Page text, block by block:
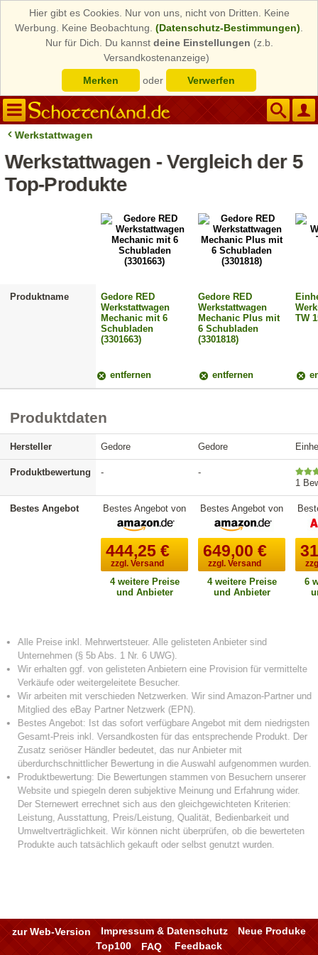
Hier gibt es Cookies. Nur von uns, nicht von Dritten. Keine
Werbung. Keine Beobachtung. (Datenschutz-Bestimmungen)
Nur für Dich. Du kannst deine Einstellungen (z.b.
Versandkostenanzeige)
Merken
oder Verwerfen
Werkstattwagen
Werkstattwagen - Vergleich der 5
Top-Produkte
Produktname
Gedore RED
Werkstattwagen
Mechanic mit 6
Schubladen
(3301663)
Gedore RED
Werkstattwagen
Mechanic Plus mit
6 Schubladen
(3301818)
TW
entfernen entfernen
Produktdaten
Hersteller Gedore Gedore
Produktbewertung -
-
1
Bestes Angebot Bestes Angebot von
444,25€
zzgl. Versand
4 weitere Preise
und Anbieter
Bestes Angebot von
649,00 €
zzgl. Versand
4 weitere Preise
und Anbieter
6
zur Web-Version Impressum & Datenschutz
Neue Produke
Top100
FAQ Feedback